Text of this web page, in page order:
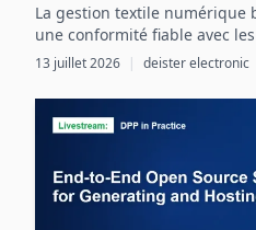
La gestion textile numérique
une conformité fiable avec
optimisant les ressources et
processus agroalimentaires.
13 juillet 2026 | deister electronic